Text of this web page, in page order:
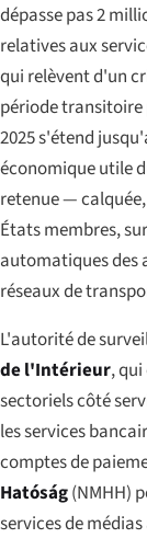
dépasse pas 2
relatives aux
qui relèvent d'un
période transitoire
2025 s'étend
économique utile
retenue —
États membres,
automatiques des
réseaux de
L'autorité de
de l'Intérieur,
sectoriels côté
les services
comptes de
Hatóság(NMHH)
services de